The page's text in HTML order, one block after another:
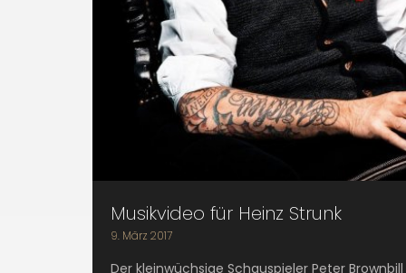
Musikvideo für Heinz Strunk
9. März 2017
Der kleinwüchsige Schauspieler Peter